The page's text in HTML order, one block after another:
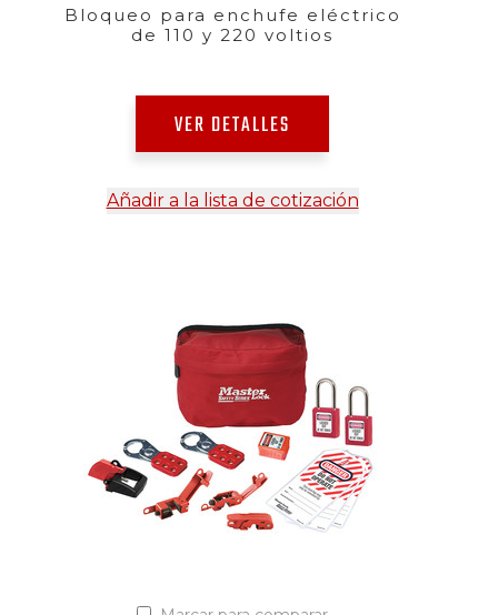
Bloqueo para enchufe eléctrico
de 110 y 220 voltios
VER DETALLES
Añadir a la lista de cotización